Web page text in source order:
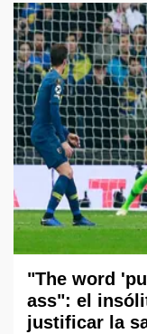
"The word
ass": el
justificar la